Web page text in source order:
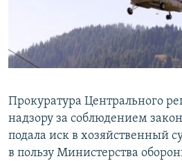
ПОБЕДИТЕЛЕЙ НЕ СУДЯТ?
КРЫМ.НЕПОКОРЕННЫЙ
ELIFBE
Все сайты RFE/RL
Прокуратура Центрального
надзору за соблюдением
подала иск в хозяйственный
в пользу Министерства